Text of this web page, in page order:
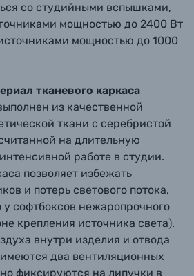
со студийными вспышками,
мощностью до 2400 Вт
мощностью до 1000
тканевого каркаса
из качественной
ткани с серебристой
на длительную
работе в студии.
позволяет избежать
и потерь светового потока,
у софтбоксов нежаропрочного
крепления источника света).
внутри изделия и отвода
два вентиляционных
фиксируются на липучки в